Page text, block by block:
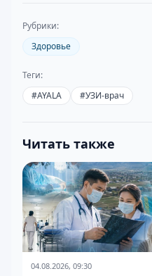
Рубрики:
Здоровье
Теги:
#AYALA #УЗИ-врач
Читать также
04.08.2026, 09:30